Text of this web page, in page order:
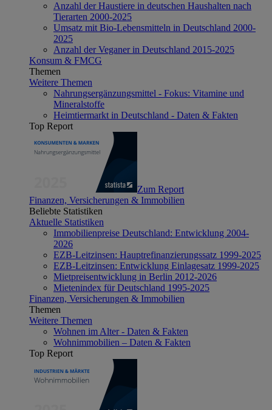
Anzahl der Haustiere in deutschen Haushalten nach
Tierarten 2000-2025
Umsatz mit Bio-Lebensmitteln in Deutschland 2000-
2025
Anzahl der Veganer in Deutschland 2015-2025
Konsum & FMCG
Themen
Weitere Themen
Nahrungsergänzungsmittel - Fokus: Vitamine und
Mineralstoffe
Heimtiermarkt in Deutschland - Daten & Fakten
Top Report
Zum Report
Finanzen, Versicherungen & Immobilien
Beliebte Statistiken
Aktuelle Statistiken
Immobilienpreise Deutschland: Entwicklung 2004-
2026
EZB-Leitzinsen: Hauptrefinanzierungssatz 1999-2025
EZB-Leitzinsen: Entwicklung Einlagesatz 1999-2025
Mietpreisentwicklung in Berlin 2012-2026
Mietenindex für Deutschland 1995-2025
Finanzen, Versicherungen & Immobilien
Themen
Weitere Themen
Wohnen im Alter - Daten & Fakten
Wohnimmobilien – Daten & Fakten
Top Report